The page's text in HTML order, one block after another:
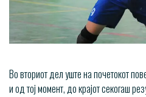
Во вториот дел уште на почетокот
и од тој момент, до крајот секогаш